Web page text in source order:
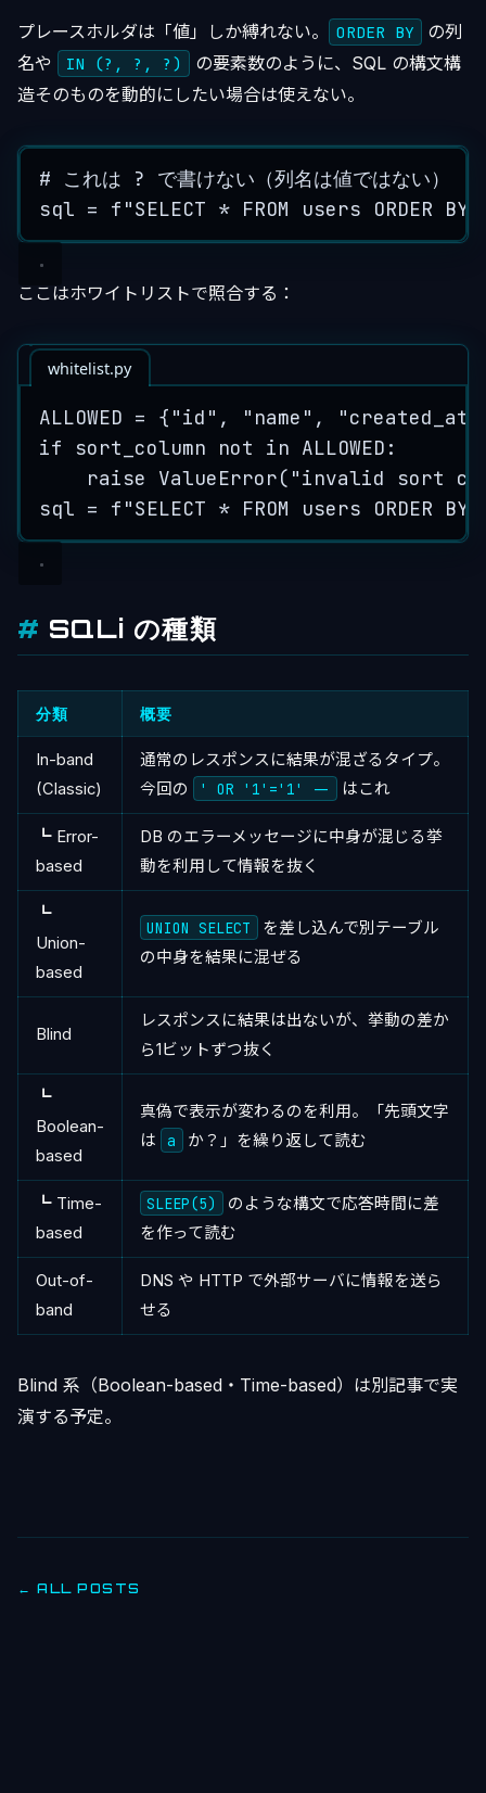
プレースホルダは「値」しか縛れない。 ORDER BY
の列
名や
IN (?, ?, ?)
の要素数のように、SQL の構文構
造そのものを動的にしたい場合は使えない。
# これは ? で書けない（列名は値ではない）
sql = f "SELECT * FROM users ORDER BY
ここはホワイトリストで照合する：
whitelist.py
ALLOWED = { "id " , " name " , "created_at
if sort_column not in ALLOWED :
raise
ValueError( "invalid sort
sql = f "SELECT * FROM users ORDER BY
SQLi の種類
分類 概要
In-band
(Classic)
通常のレスポンスに結果が混ざるタイプ。
今回の
' OR '1'='1' -- はこれ
┗ Error-
based
DB のエラーメッセージに中身が混じる挙
動を利用して情報を抜く
┗
Union-
based
UNION SELECT
を差し込んで別テーブル
の中身を結果に混ぜる
Blind
レスポンスに結果は出ないが、挙動の差か
ら1ビットずつ抜く
┗
Boolean-
based
真偽で表示が変わるのを利用。「先頭文字
は
a か？」を繰り返して読む
┗ Time-
based
SLEEP(5)
のような構文で応答時間に差
を作って読む
Out-of-
band
DNS や HTTP で外部サーバに情報を送ら
せる
Blind 系（Boolean-based・Time-based）は別記事で実
演する予定。
← ALL POSTS